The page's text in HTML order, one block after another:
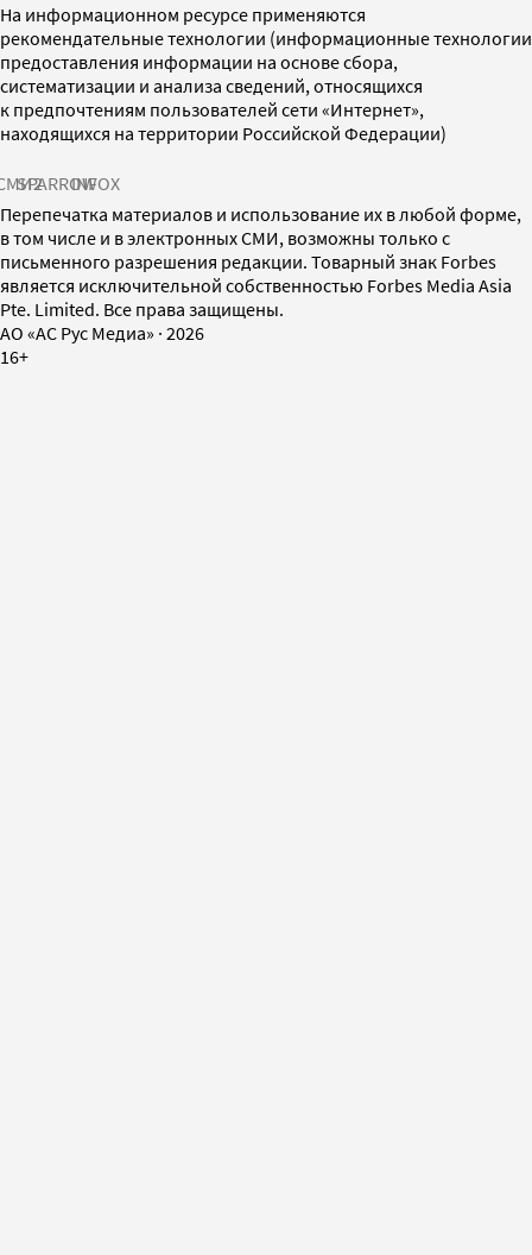
На информационном ресурсе применяются
рекомендательные технологии (информационные технологии
предоставления информации на основе сбора,
систематизации и анализа сведений, относящихся
к предпочтениям пользователей сети «Интернет»,
находящихся на территории Российской Федерации)
SPARROWINFOX
Перепечатка материалов и использование их в любой форме,
в том числе и в электронных СМИ, возможны только с
письменного разрешения редакции. Товарный знак Forbes
является исключительной собственностью Forbes Media Asia
Pte. Limited. Все права защищены.
AO «АС Рус Медиа» · 2026
16+